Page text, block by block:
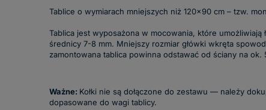
Tablice o wymiarach mniejszych niż 120x90 cm – tzw.
Tablica jest wyposażona w mocowania, które
średnicy 7-8 mm. Mniejszy rozmiar główki wkręta
zamontowana tablica powinna odstawać od ściany na ok.
Ważne: Kołki nie są dołączone do zestawu — należy
dopasowane do wagi tablicy.